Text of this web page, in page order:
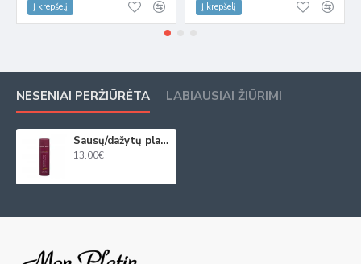
Į krepšelį Į krepšelį
NESENIAI PERŽIŪRĖTA LABIAUSIAI ŽIŪRIMI
Sausų/dažytų plaukų šampūnas Classic 500ml
13.00€